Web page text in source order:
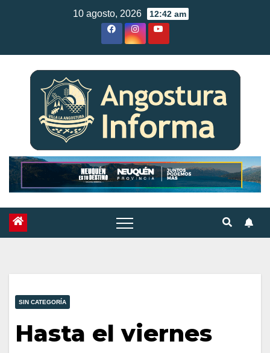
10 agosto, 2026 12:42 am
SIN CATEGORÍA
Hasta el viernes